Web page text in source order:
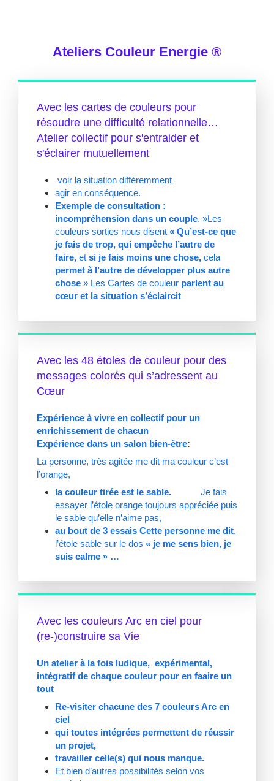
Ateliers Couleur Energie ®
Avec les cartes de couleurs pour
résoudre une difficulté relationnelle…
Atelier collectif pour s'entraider et
s'éclairer mutuellement
voir la situation différemment
agir en conséquence.
Exemple de consultation :
incompréhension dans un couple. »Les
couleurs sorties nous disent « Qu’est-ce que
je fais de trop, qui empêche l’autre de
faire, et si je fais moins une chose, cela
permet à l’autre de développer plus autre
chose » Les Cartes de couleur parlent au
cœur et la situation s’éclaircit
Avec les 48 étoles de couleur pour des
messages colorés qui s’adressent au
Cœur
Expérience à vivre en collectif pour un
enrichissement de chacun
Expérience dans un salon bien-être:
La personne, très agitée me dit ma couleur c’est
l’orange,
la couleur tirée est le sable. Je fais
essayer l’étole orange toujours appréciée puis
le sable qu’elle n’aime pas,
au bout de 3 essais Cette personne me dit,
l’étole sable sur le dos « je me sens bien, je
suis calme » …
Avec les couleurs Arc en ciel pour
(re-)construire sa Vie
Un atelier à la fois ludique, expérimental,
intégratif de chaque couleur pour en faaire un
tout
Re-visiter chacune des 7 couleurs Arc en
ciel
qui toutes intégrées permettent de réussir
un projet,
travailler celle(s) qui nous manque.
Et bien d’autres possibilités selon vos